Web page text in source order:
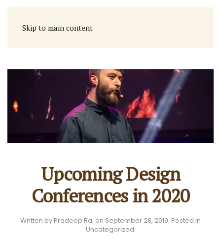
Skip to main content
Upcoming Design
Conferences in 2020
Written by Pradeep Rai on September 28, 2019. Posted in
Uncategorized.